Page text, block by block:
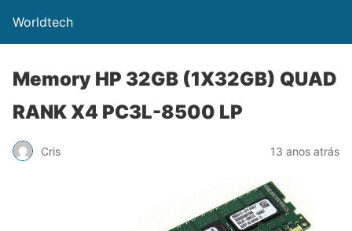
Worldtech
Memory HP 32GB (1X32GB) QUAD
RANK X4 PC3L-8500 LP
Cris 13 anos atrás